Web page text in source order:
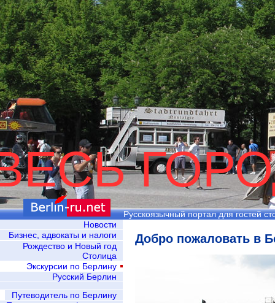
Русскоязычный портал для гостей
Новости
Бизнес, адвокаты и налоги
Рождество и Новый год
Столица
Экскурсии по Берлину
Русский Берлин
Путеводитель по Берлину
Добро пожаловать в